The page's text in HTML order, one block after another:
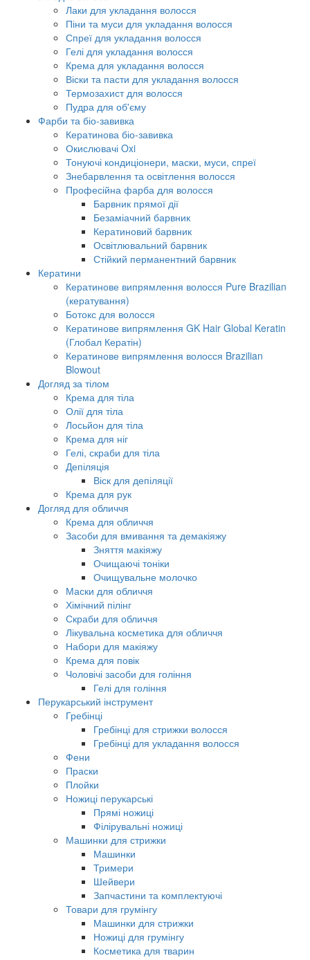
Лаки для укладання волосся
Піни та муси для укладання волосся
Спреї для укладання волосся
Гелі для укладання волосся
Крема для укладання волосся
Віски та пасти для укладання волосся
Термозахист для волосся
Пудра для об'єму
Фарби та біо-завивка
Кератинова біо-завивка
Окислювачі Oxi
Тонуючі кондиціонери, маски, муси, спреї
Знебарвлення та освітлення волосся
Професійна фарба для волосся
Барвник прямої дії
Безаміачний барвник
Кератиновий барвник
Освітлювальний барвник
Стійкий перманентний барвник
Кератини
Кератинове випрямлення волосся Pure Brazilian
(кератування)
Ботокс для волосся
Кератинове випрямлення GK Hair Global Keratin
(Глобал Кератін)
Кератинове випрямлення волосся Brazilian
Blowout
Догляд за тілом
Крема для тіла
Олії для тіла
Лосьйон для тіла
Крема для ніг
Гелі, скраби для тіла
Депіляція
Віск для депіляції
Крема для рук
Догляд для обличчя
Крема для обличчя
Засоби для вмивання та демакіяжу
Зняття макіяжу
Очищаючі тоніки
Очищувальне молочко
Маски для обличчя
Хімічний пілінг
Скраби для обличчя
Лікувальна косметика для обличчя
Набори для макіяжу
Крема для повік
Чоловічі засоби для гоління
Гелі для гоління
Перукарський інструмент
Гребінці
Гребінці для стрижки волосся
Гребінці для укладання волосся
Фени
Праски
Плойки
Ножиці перукарські
Прямі ножиці
Філірувальні ножиці
Машинки для стрижки
Машинки
Тримери
Шейвери
Запчастини та комплектуючі
Товари для грумінгу
Машинки для стрижки
Ножиці для грумінгу
Косметика для тварин